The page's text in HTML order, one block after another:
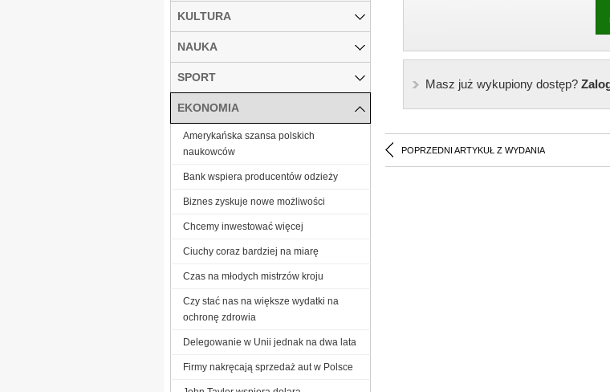
Masz już wykupiony dostęp?
POPRZEDNI ARTYKUŁ Z WYDANIA
KULTURA
NAUKA
SPORT
EKONOMIA
Amerykańska szansa polskich
naukowców
Bank wspiera producentów odzieży
Biznes zyskuje nowe możliwości
Chcemy inwestować więcej
Ciuchy coraz bardziej na miarę
Czas na młodych mistrzów kroju
Czy stać nas na większe wydatki na
ochronę zdrowia
Delegowanie w Unii jednak na dwa lata
Firmy nakręcają sprzedaż aut w Polsce